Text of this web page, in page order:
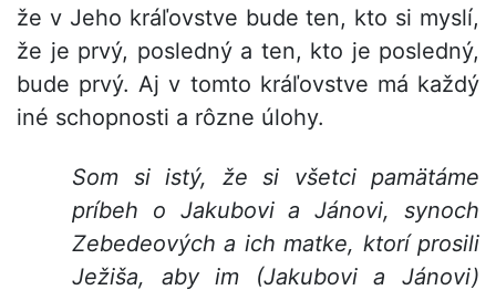
že v Jeho kráľovstve bude ten, kto si myslí,
že je prvý, posledný a ten, kto je posledný,
bude prvý. Aj v tomto kráľovstve má každý
iné schopnosti a rôzne úlohy.
Som si istý, že si všetci pamätáme
príbeh o Jakubovi a Jánovi, synoch
Zebedeových a ich matke, ktorí prosili
Ježiša, aby im (Jakubovi a Jánovi)